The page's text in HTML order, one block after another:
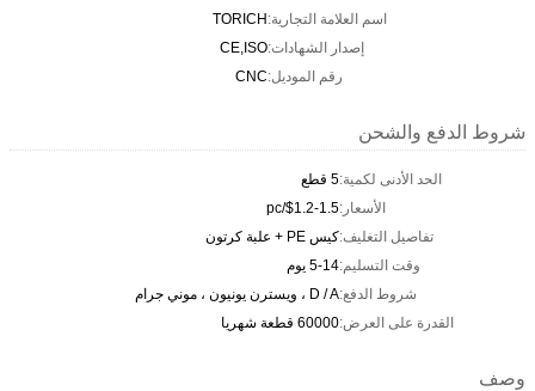
اسم العلامة التجارية:TORICH
إصدار الشهادات:CE,ISO
رقم الموديل:CNC
شروط الدفع والشحن
الحد الأدنى لكمية:5 قطع
الأسعار:$1.2-1.5/pc
تفاصيل التغليف:كيس PE + علبة كرتون
وقت التسليم:5-14 يوم
شروط الدفع:D / A ، ويسترن يونيون ، موني جرام
القدرة على العرض:60000 قطعة شهريا
وصف